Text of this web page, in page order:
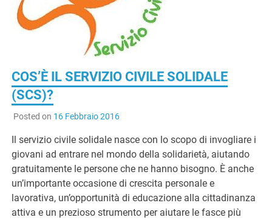
COS’È IL SERVIZIO CIVILE SOLIDALE
(SCS)?
Posted on 16 Febbraio 2016
Il servizio civile solidale nasce con lo scopo di invogliare i
giovani ad entrare nel mondo della solidarietà, aiutando
gratuitamente le persone che ne hanno bisogno. È anche
un’importante occasione di crescita personale e
lavorativa, un’opportunità di educazione alla cittadinanza
attiva e un prezioso strumento per aiutare le fasce più